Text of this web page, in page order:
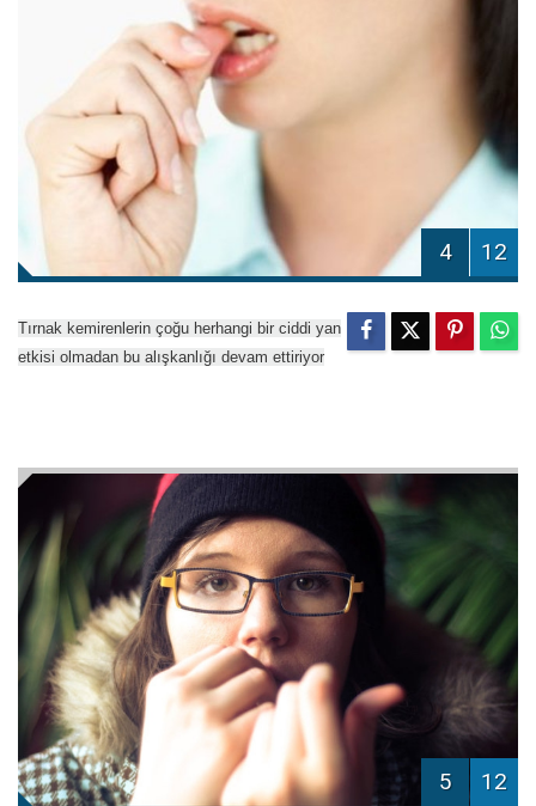
4 12
Tırnak kemirenlerin çoğu herhangi bir ciddi yan
etkisi olmadan bu alışkanlığı devam ettiriyor
5 12